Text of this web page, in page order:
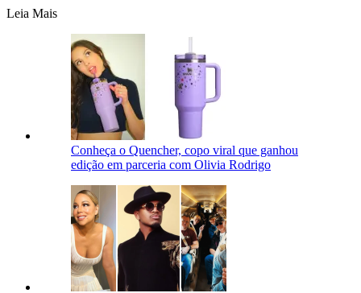
Leia Mais
Conheça o Quencher, copo viral que ganhou
edição em parceria com Olivia Rodrigo